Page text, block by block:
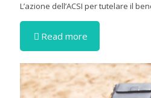
L’azione dell’ACSI per tutelare il
Read more